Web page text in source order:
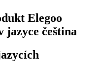
Elegoo
jazyce čeština